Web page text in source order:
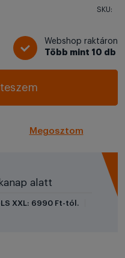
SKU:
Webshop raktáron
Több mint 10 db
Megosztom
alatt
XXL: 6990 Ft-tól.